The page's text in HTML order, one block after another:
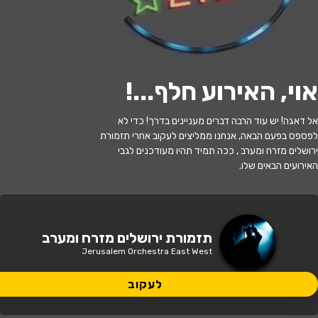
האירוע חלף
תזמורת ירושלים מזרח ומערב-צמאה לך
נפשי
מתי?20:30 | 24.11
איפה?רחובות •בית העם - רחובות
כמה עולה?149 ₪
אוי, האירוע חלף...!
אל דאגה! יש עוד הרבה דברים מעניינים בדרך! כדי לא
לפספס בפעם הבאה, אנחנו ממליצים לעקוב אחרי תזמורת
ירושלים מזרח ומערב , ככה תמיד תהיו מעודכנים לגבי
האירועים הבאים שלו.
תזמורת ירושלים מזרח ומערב
Jerusalem Orchestra East West
לעקוב